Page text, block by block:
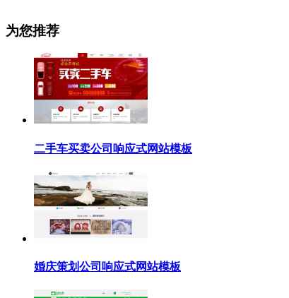
为您推荐
二手车买卖公司响应式网站模板
婚庆策划公司响应式网站模板